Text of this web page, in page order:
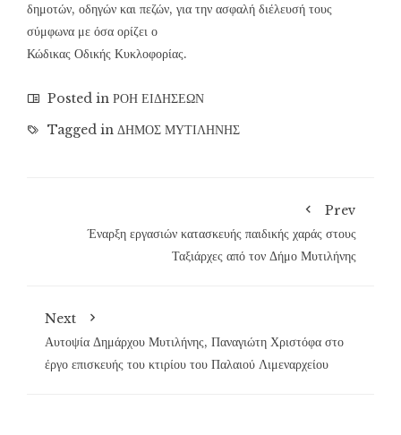
δημοτών, οδηγών και πεζών, για την ασφαλή διέλευσή τους
σύμφωνα με όσα ορίζει ο
Κώδικας Οδικής Κυκλοφορίας.
Posted in ΡΟΗ ΕΙΔΗΣΕΩΝ
Tagged in ΔΗΜΟΣ ΜΥΤΙΛΗΝΗΣ
Prev
Έναρξη εργασιών κατασκευής παιδικής χαράς στους
Ταξιάρχες από τον Δήμο Μυτιλήνης
Next
Αυτοψία Δημάρχου Μυτιλήνης, Παναγιώτη Χριστόφα στο
έργο επισκευής του κτιρίου του Παλαιού Λιμεναρχείου